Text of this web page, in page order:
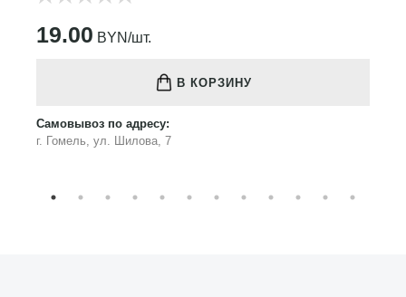
19.00 BYN/шт.
В КОРЗИНУ
Самовывоз по адресу:
г. Гомель, ул. Шилова, 7